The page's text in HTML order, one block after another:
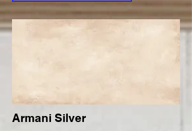
Armani Silver